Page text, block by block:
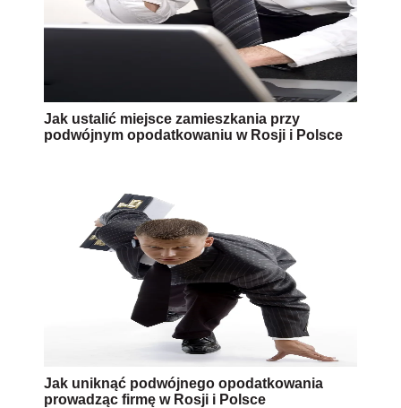
Jak ustalić miejsce zamieszkania przy
podwójnym opodatkowaniu w Rosji i Polsce
Jak uniknąć podwójnego opodatkowania
prowadząc firmę w Rosji i Polsce